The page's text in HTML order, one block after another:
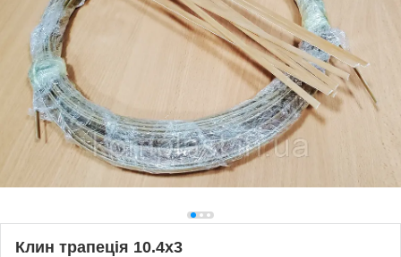
Клин трапеція 10.4х3